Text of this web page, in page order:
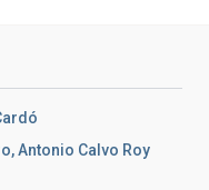
Antonio Calvo Roy